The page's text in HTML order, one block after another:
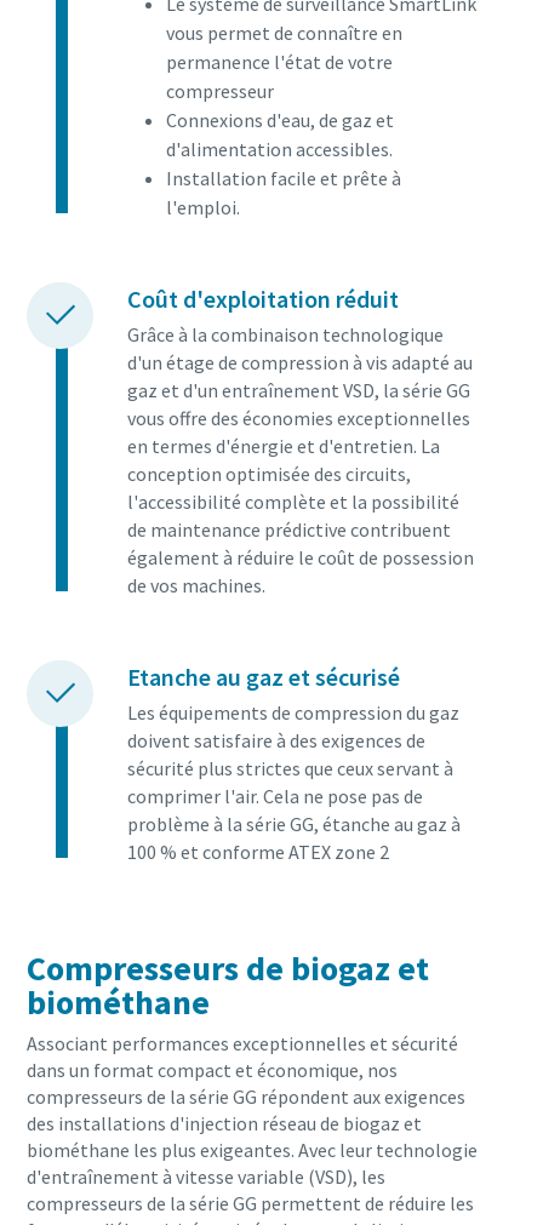
vous permet de connaître en
permanence l'état de votre
compresseur
Connexions d'eau, de gaz et
d'alimentation accessibles.
Installation facile et prête à
l'emploi.
Coût d'exploitation réduit
Grâce à la combinaison technologique
d'un étage de compression à vis adapté au
gaz et d'un entraînement VSD, la série GG
vous offre des économies exceptionnelles
en termes d'énergie et d'entretien. La
conception optimisée des circuits,
l'accessibilité complète et la possibilité
de maintenance prédictive contribuent
également à réduire le coût de possession
de vos machines.
Etanche au gaz et sécurisé
Les équipements de compression du gaz
doivent satisfaire à des exigences de
sécurité plus strictes que ceux servant à
comprimer l'air. Cela ne pose pas de
problème à la série GG, étanche au gaz à
100 % et conforme ATEX zone 2
Compresseurs de biogaz et
biométhane
Associant performances exceptionnelles et sécurité
dans un format compact et économique, nos
compresseurs de la série GG répondent aux exigences
des installations d'injection réseau de biogaz et
biométhane les plus exigeantes. Avec leur technologie
d'entraînement à vitesse variable (VSD), les
compresseurs de la série GG permettent de réduire les